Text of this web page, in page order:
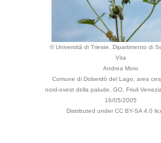
© Università di Trieste, Dipartimento di
Vita
Andrea Moro
Comune di Doberdò del Lago, area
nord-ovest della palude, GO, Friuli
16/05/2005
Distributed under CC BY-SA 4.0